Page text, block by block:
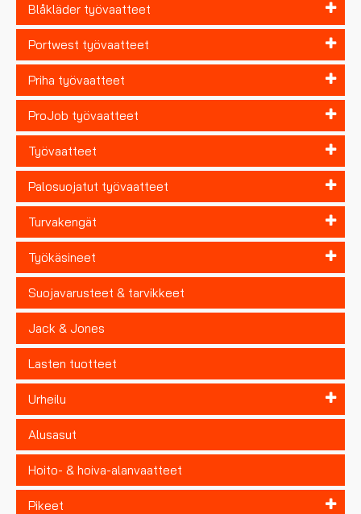
Blåkläder työvaatteet
Portwest työvaatteet
Priha työvaatteet
ProJob työvaatteet
Työvaatteet
Palosuojatut työvaatteet
Turvakengät
Työkäsineet
Suojavarusteet & tarvikkeet
Jack & Jones
Lasten tuotteet
Urheilu
Alusasut
Hoito- & hoiva-alanvaatteet
Pikeet